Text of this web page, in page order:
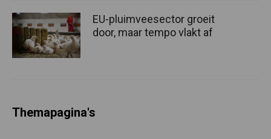
EU-pluimveesector groeit
door, maar tempo vlakt af
Themapagina's